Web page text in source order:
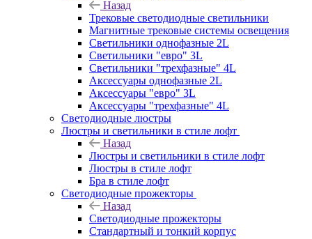
Назад
Трековые светодиодные светильники
Магнитные трековые системы освещения
Светильники однофазные 2L
Светильники "евро" 3L
Светильники "трехфазные" 4L
Аксессуары однофазные 2L
Аксессуары "евро" 3L
Аксессуары "трехфазные" 4L
Светодиодные люстры
Люстры и светильники в стиле лофт
Назад
Люстры и светильники в стиле лофт
Люстры в стиле лофт
Бра в стиле лофт
Светодиодные прожекторы
Назад
Светодиодные прожекторы
Стандартный и тонкий корпус